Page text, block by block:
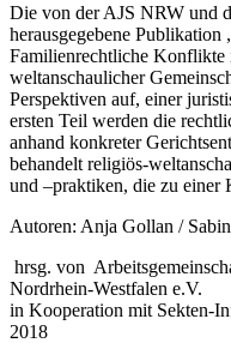
Die von der AJS NRW und
herausgegebene
Familienrechtliche
weltanschaulicher
Perspektiven auf, einer
ersten Teil werden die
anhand konkreter
behandelt religiös-
und –praktiken, die zu einer
Autoren: Anja Gollan /
hrsg. von
Nordrhein-Westfalen e.V.
in Kooperation mit Sekten-
2018